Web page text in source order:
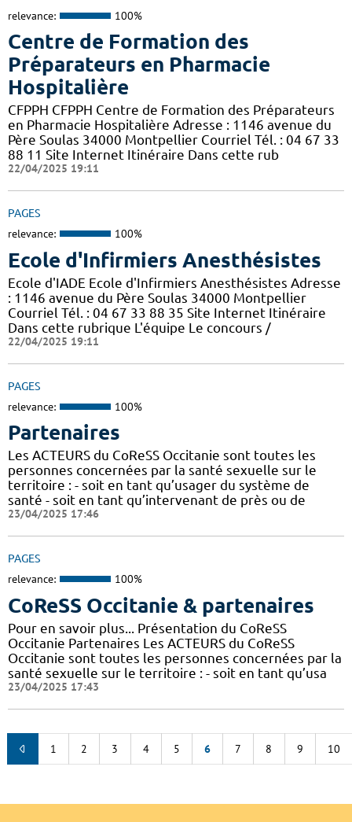
relevance: 100%
Centre de Formation des
Préparateurs en Pharmacie
Hospitalière
CFPPH CFPPH Centre de Formation des Préparateurs
en Pharmacie Hospitalière Adresse : 1146 avenue du
Père Soulas 34000 Montpellier Courriel Tél. : 04 67 33
88 11 Site Internet Itinéraire Dans cette rub
22/04/2025 19:11
PAGES
relevance: 100%
Ecole d'Infirmiers Anesthésistes
Ecole d'IADE Ecole d'Infirmiers Anesthésistes Adresse
: 1146 avenue du Père Soulas 34000 Montpellier
Courriel Tél. : 04 67 33 88 35 Site Internet Itinéraire
Dans cette rubrique L'équipe Le concours /
22/04/2025 19:11
PAGES
relevance: 100%
Partenaires
Les ACTEURS du CoReSS Occitanie sont toutes les
personnes concernées par la santé sexuelle sur le
territoire : - soit en tant qu’usager du système de
santé - soit en tant qu’intervenant de près ou de
23/04/2025 17:46
PAGES
relevance: 100%
CoReSS Occitanie & partenaires
Pour en savoir plus... Présentation du CoReSS
Occitanie Partenaires Les ACTEURS du CoReSS
Occitanie sont toutes les personnes concernées par la
santé sexuelle sur le territoire : - soit en tant qu’usa
23/04/2025 17:43
1 2 3 4 5 6 7 8 9 10